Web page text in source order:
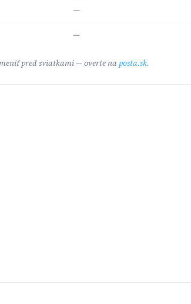
—
—
pred sviatkami — overte na posta.sk.